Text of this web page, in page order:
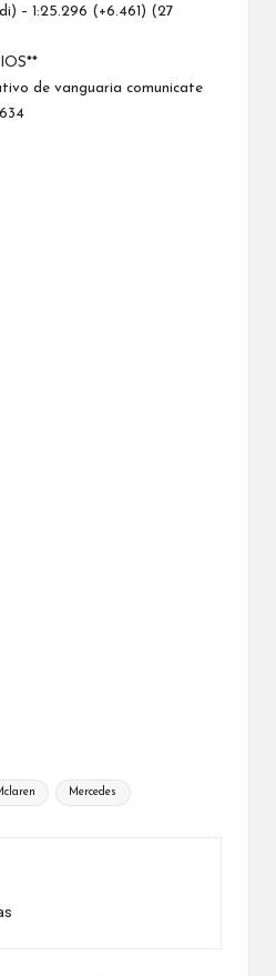
– 1:25.296 (+6.461) (27
de vanguaria comunicate
Mercedes